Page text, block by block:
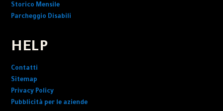
Storico Mensile
Parcheggio Disabili
HELP
Contatti
Sitemap
Privacy Policy
Pubblicità per le aziende